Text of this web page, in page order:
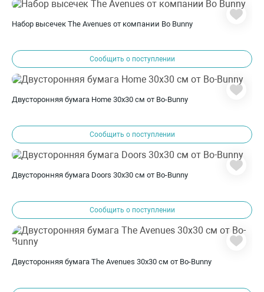
Набор высечек The Avenues от компании Bo Bunny
Сообщить о поступлении
Двусторонняя бумага Home 30х30 см от Bo-Bunny
Сообщить о поступлении
Двусторонняя бумага Doors 30х30 см от Bo-Bunny
Сообщить о поступлении
Двусторонняя бумага The Avenues 30х30 см от Bo-Bunny